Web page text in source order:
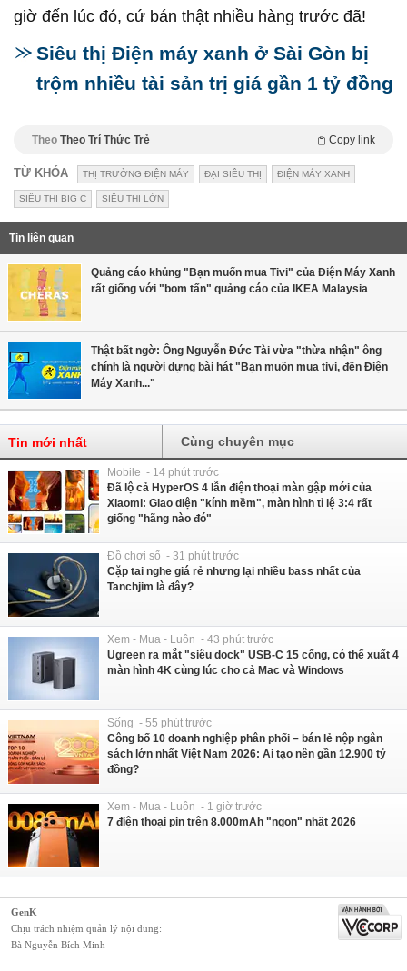
giờ đến lúc đó, cứ bán thật nhiều hàng trước đã!
Siêu thị Điện máy xanh ở Sài Gòn bị
trộm nhiều tài sản trị giá gần 1 tỷ đồng
Theo Theo Trí Thức Trẻ Copy link
TỪ KHÓA THỊ TRƯỜNG ĐIỆN MÁY ĐẠI SIÊU THỊ ĐIỆN MÁY XANH
SIÊU THỊ BIG C SIÊU THỊ LỚN
Tin liên quan
Quảng cáo khủng "Bạn muốn mua Tivi" của Điện Máy Xanh
rất giống với "bom tấn" quảng cáo của IKEA Malaysia
Thật bất ngờ: Ông Nguyễn Đức Tài vừa "thừa nhận" ông
chính là người dựng bài hát "Bạn muốn mua tivi, đến Điện
Máy Xanh..."
Tin mới nhất Cùng chuyên mục
Mobile - 14 phút trước
Đã lộ cả HyperOS 4 lẫn điện thoại màn gập mới của
Xiaomi: Giao diện "kính mềm", màn hình tỉ lệ 3:4 rất
giống "hãng nào đó"
Đồ chơi số - 31 phút trước
Cặp tai nghe giá rẻ nhưng lại nhiều bass nhất của
Tanchjim là đây?
Xem - Mua - Luôn - 43 phút trước
Ugreen ra mắt "siêu dock" USB-C 15 cổng, có thể xuất 4
màn hình 4K cùng lúc cho cả Mac và Windows
Sống - 55 phút trước
Công bố 10 doanh nghiệp phân phối – bán lẻ nộp ngân
sách lớn nhất Việt Nam 2026: Ai tạo nên gần 12.900 tỷ
đồng?
Xem - Mua - Luôn - 1 giờ trước
7 điện thoại pin trên 8.000mAh "ngon" nhất 2026
GenK
Chịu trách nhiệm quản lý nội dung:
Bà Nguyễn Bích Minh